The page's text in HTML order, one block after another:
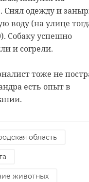
одежду и
воду (на улице
Собаку успешно
и согрели.
тоже не
есть опыт в
область
животных